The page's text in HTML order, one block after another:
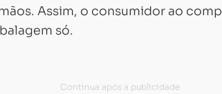
Assim, o consumidor ao
só.